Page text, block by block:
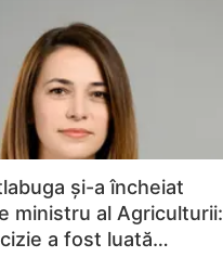
și-a încheiat
ministru al Agriculturii:
a fost luată…